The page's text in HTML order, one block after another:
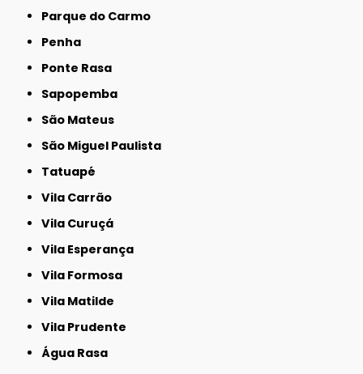
Parque do Carmo
Penha
Ponte Rasa
Sapopemba
São Mateus
São Miguel Paulista
Tatuapé
Vila Carrão
Vila Curuçá
Vila Esperança
Vila Formosa
Vila Matilde
Vila Prudente
Água Rasa